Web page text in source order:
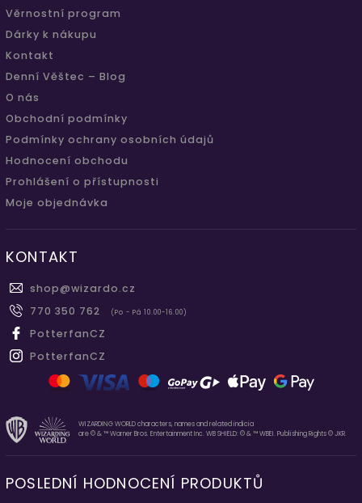
Věrnostní program
Dárky k nákupu
Kontakt
Denní Věštec – Blog
O nás
Obchodní podmínky
Podmínky ochrany osobních údajů
Hodnocení obchodu
Prohlášení o přístupnosti
Moje objednávka
KONTAKT
shop@wizardo.cz
770 350 762
(Po - Pá 10.00-16.00)
PotterfanCZ
PotterfanCZ
WIZARDING WORLD characters, names and related indicia
are © & ™ Warner Bros. Entertainment Inc. WB SHIELD: © & ™ WBEI. Publishing Rights © JKR.
POSLEDNÍ HODNOCENÍ PRODUKTŮ